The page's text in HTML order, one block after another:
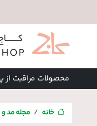
محصولات مراقبت
خانه مجله مد و